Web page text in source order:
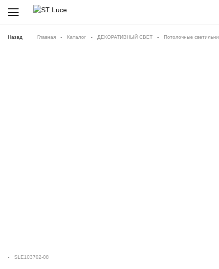
Назад Главная Каталог ДЕКОРАТИВНЫЙ СВЕТ Потолочные
SLE103702-08